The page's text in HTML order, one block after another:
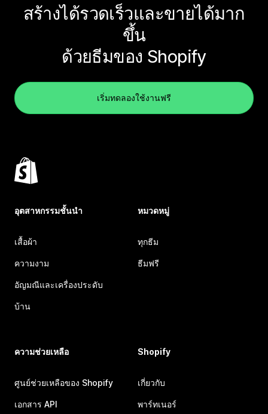
สร้างได้รวดเร็วและขายได้มาก
ขึ้น
ด้วยธีมของ Shopify
เริ่มทดลองใช้งานฟรี
อุตสาหกรรมชั้นนำ
เสื้อผ้า
ความงาม
อัญมณีและเครื่องประดับ
บ้าน
หมวดหมู่
ทุกธีม
ธีมฟรี
ความช่วยเหลือ
ศูนย์ช่วยเหลือของ Shopify
เอกสาร API
Shopify
เกี่ยวกับ
พาร์ทเนอร์